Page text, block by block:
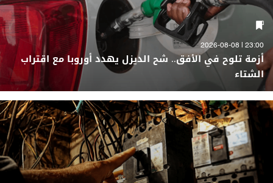
23:00 | 2026-08-08
أزمة تلوح في الأفق.. شح الديزل يهدد أوروبا مع اقتراب
الشتاء